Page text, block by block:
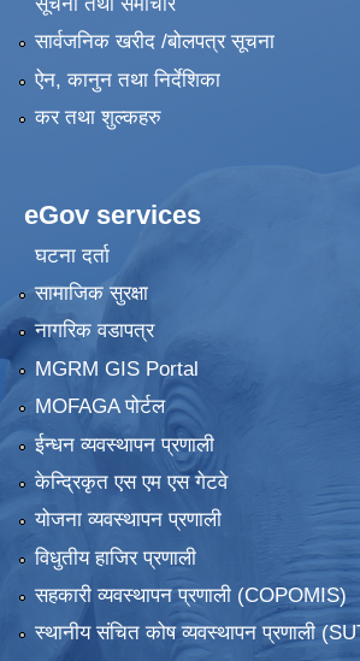
सार्वजनिक खरीद /बोलपत्र सूचना
ऐन, कानुन तथा निर्देशिका
कर तथा शुल्कहरु
eGov services
घटना दर्ता
सामाजिक सुरक्षा
नागरिक वडापत्र
MGRM GIS Portal
MOFAGA पोर्टल
ईन्धन व्यवस्थापन प्रणाली
केन्द्रिकृत एस एम एस गेटवे
योजना व्यवस्थापन प्रणाली
विधुतीय हाजिर प्रणाली
सहकारी व्यवस्थापन प्रणाली (COPOMIS)
स्थानीय संचित कोष व्यवस्थापन प्रणाली